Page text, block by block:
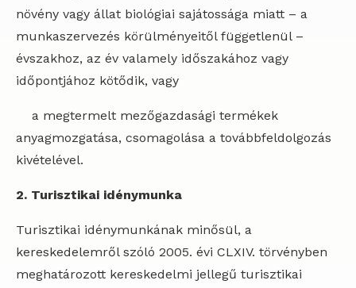
növény vagy állat biológiai sajátossága miatt – a
munkaszervezés körülményeitől függetlenül –
évszakhoz, az év valamely időszakához vagy
időpontjához kötődik, vagy
a megtermelt mezőgazdasági termékek
anyagmozgatása, csomagolása a továbbfeldolgozás
kivételével.
2. Turisztikai idénymunka
Turisztikai idénymunkának minősül, a
kereskedelemről szóló 2005. évi CLXIV. törvényben
meghatározott kereskedelmi jellegű turisztikai